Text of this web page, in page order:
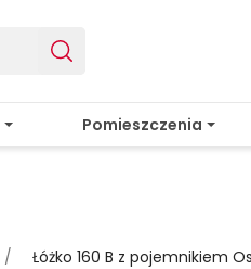
Pomieszczenia
Łóżko 160 B z pojemnikiem